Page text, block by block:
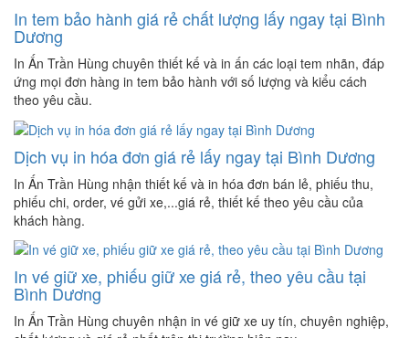
In tem bảo hành giá rẻ chất lượng lấy ngay tại Bình
Dương
In Ấn Trần Hùng chuyên thiết kế và in ấn các loại tem nhãn, đáp
ứng mọi đơn hàng in tem bảo hành với số lượng và kiểu cách
theo yêu cầu.
Dịch vụ in hóa đơn giá rẻ lấy ngay tại Bình Dương
In Ấn Trần Hùng nhận thiết kế và in hóa đơn bán lẻ, phiếu thu,
phiếu chi, order, vé gửi xe,...giá rẻ, thiết kế theo yêu cầu của
khách hàng.
In vé giữ xe, phiếu giữ xe giá rẻ, theo yêu cầu tại
Bình Dương
In Ấn Trần Hùng chuyên nhận in vé giữ xe uy tín, chuyên nghiệp,